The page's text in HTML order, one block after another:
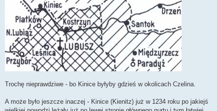
Trochę nieprawdziwe - bo Kinice byłyby gdzieś w okolicach Czelina.
A może było jeszcze inaczej - Kinice (Kienitz) już w 1234 roku po jakiejś